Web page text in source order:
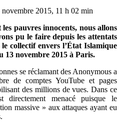
novembre 2015, 11 h 02 min
pauvres innocents, nous allons
pu le faire depuis les attentats
collectif envers l’État Islamique
13 novembre 2015 à Paris.
se réclamant des Anonymous a
de comptes YouTube et pages
des millions de vues. Dans ce
directement menacé puisque le
massive » aux attaques ayant eu